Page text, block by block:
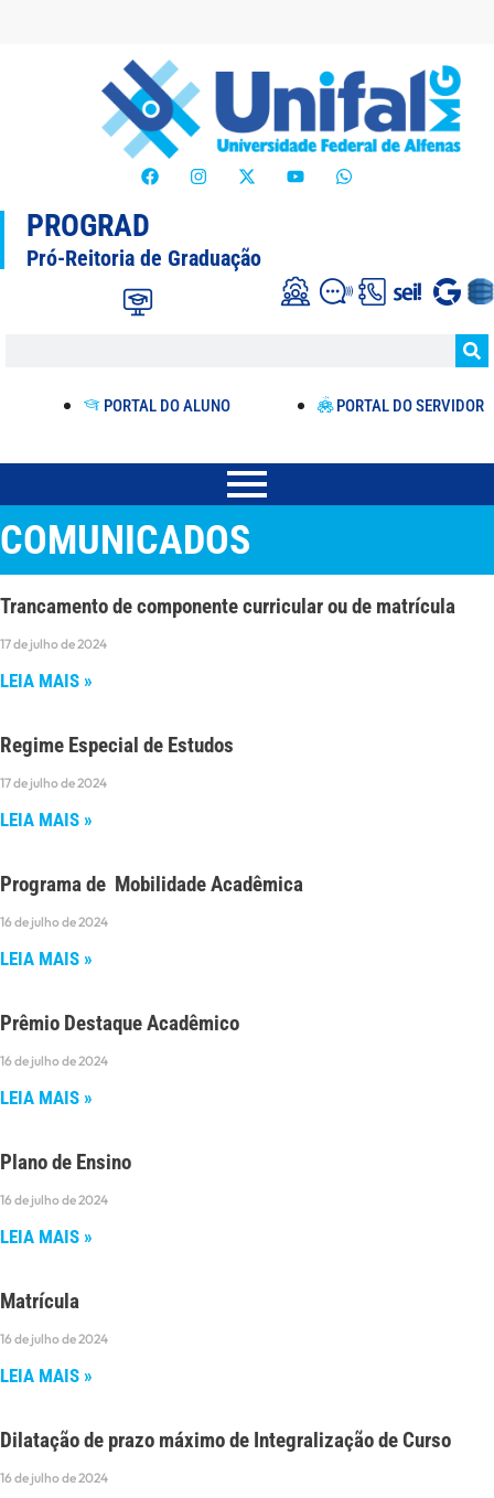
PROGRAD
Pró-Reitoria de Graduação
PORTAL DO ALUNO PORTAL DO SERVIDOR
COMUNICADOS
Trancamento de componente curricular ou de matrícula
17 de julho de 2024
LEIA MAIS »
Regime Especial de Estudos
17 de julho de 2024
LEIA MAIS »
Programa de Mobilidade Acadêmica
16 de julho de 2024
LEIA MAIS »
Prêmio Destaque Acadêmico
16 de julho de 2024
LEIA MAIS »
Plano de Ensino
16 de julho de 2024
LEIA MAIS »
Matrícula
16 de julho de 2024
LEIA MAIS »
Dilatação de prazo máximo de Integralização de Curso
16 de julho de 2024